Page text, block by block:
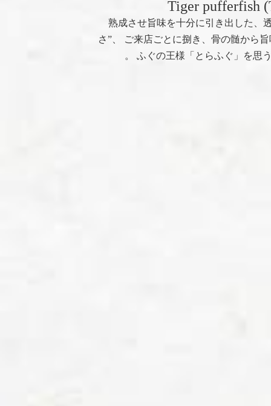
Tiger pufferfish
熟成させ旨味を十分に引き出した、
さ”、 ご来店ごとに捌き、骨の髄から
。 ふぐの王様「とらふぐ」を思